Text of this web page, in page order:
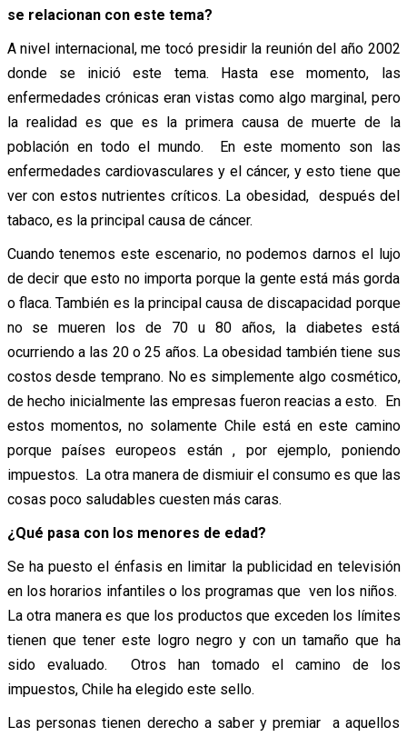
se relacionan con este tema?
A nivel internacional, me tocó presidir la reunión del año 2002
donde se inició este tema. Hasta ese momento, las
enfermedades crónicas eran vistas como algo marginal, pero
la realidad es que es la primera causa de muerte de la
población en todo el mundo. En este momento son las
enfermedades cardiovasculares y el cáncer, y esto tiene que
ver con estos nutrientes críticos. La obesidad, después del
tabaco, es la principal causa de cáncer.
Cuando tenemos este escenario, no podemos darnos el lujo
de decir que esto no importa porque la gente está más gorda
o flaca. También es la principal causa de discapacidad porque
no se mueren los de 70 u 80 años, la diabetes está
ocurriendo a las 20 o 25 años. La obesidad también tiene sus
costos desde temprano. No es simplemente algo cosmético,
de hecho inicialmente las empresas fueron reacias a esto. En
estos momentos, no solamente Chile está en este camino
porque países europeos están , por ejemplo, poniendo
impuestos. La otra manera de dismiuir el consumo es que las
cosas poco saludables cuesten más caras.
¿Qué pasa con los menores de edad?
Se ha puesto el énfasis en limitar la publicidad en televisión
en los horarios infantiles o los programas que ven los niños.
La otra manera es que los productos que exceden los límites
tienen que tener este logro negro y con un tamaño que ha
sido evaluado. Otros han tomado el camino de los
impuestos, Chile ha elegido este sello.
Las personas tienen derecho a saber y premiar a aquellos